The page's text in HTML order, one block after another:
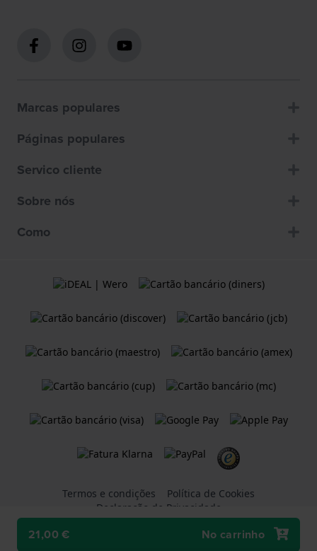
21,00 € No carrinho
Marcas populares
Páginas populares
Servico cliente
Sobre nós
Como
Termos e condições
Política de Cookies
Declaração de Privacidade
Uma loja Web do Holland Watch Group B.V.